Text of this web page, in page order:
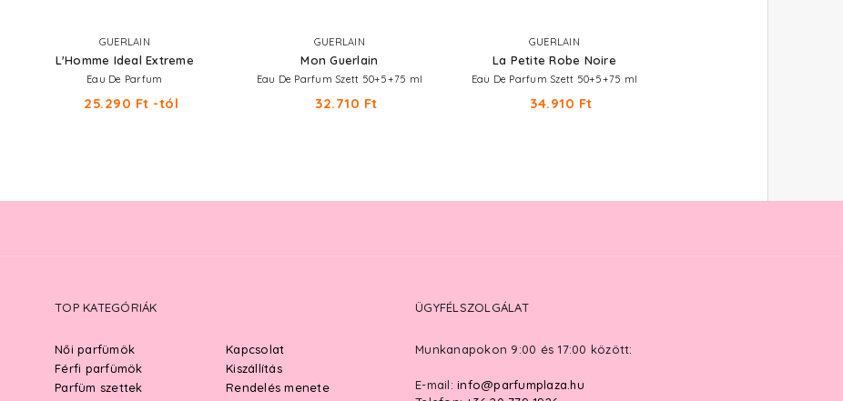
GUERLAIN
L'Homme Ideal Extreme
Eau De Parfum
25.290 Ft -tól
GUERLAIN
Mon Guerlain
Eau De Parfum Szett 50+5+75 ml
32.710 Ft
GUERLAIN
La Petite Robe Noire
Eau De Parfum Szett 50+5+75 ml
34.910 Ft
TOP KATEGÓRIÁK
Női parfümök
Férfi parfümök
Parfüm szettek
Kapcsolat
Kiszállítás
Rendelés menete
ÜGYFÉLSZOLGÁLAT
Munkanapokon 9:00 és 17:00 között:
E-mail: info@parfumplaza.hu